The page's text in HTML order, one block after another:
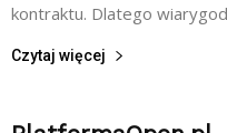
kontraktu. Dlatego
Czytaj więcej